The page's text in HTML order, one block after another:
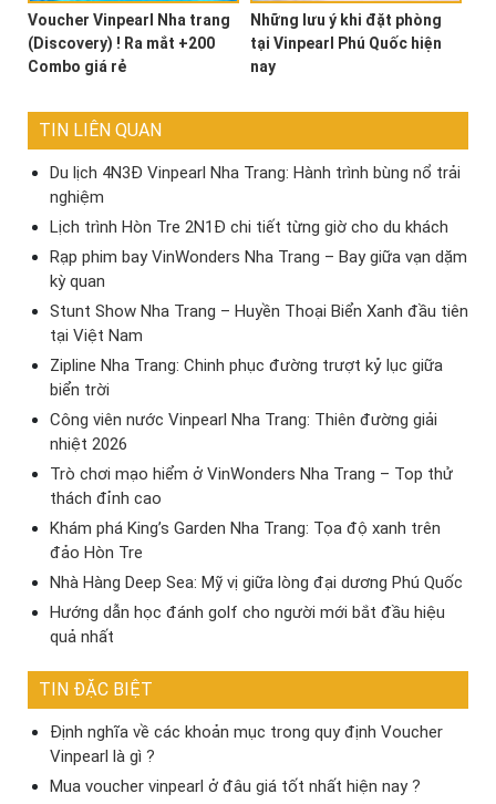
Voucher Vinpearl Nha trang
(Discovery) ! Ra mắt +200
Combo giá rẻ
Những lưu ý khi đặt phòng
tại Vinpearl Phú Quốc hiện
nay
TIN LIÊN QUAN
Du lịch 4N3Đ Vinpearl Nha Trang: Hành trình bùng nổ trải
nghiệm
Lịch trình Hòn Tre 2N1Đ chi tiết từng giờ cho du khách
Rạp phim bay VinWonders Nha Trang – Bay giữa vạn dặm
kỳ quan
Stunt Show Nha Trang – Huyền Thoại Biển Xanh đầu tiên
tại Việt Nam
Zipline Nha Trang: Chinh phục đường trượt kỷ lục giữa
biển trời
Công viên nước Vinpearl Nha Trang: Thiên đường giải
nhiệt 2026
Trò chơi mạo hiểm ở VinWonders Nha Trang – Top thử
thách đỉnh cao
Khám phá King’s Garden Nha Trang: Tọa độ xanh trên
đảo Hòn Tre
Nhà Hàng Deep Sea: Mỹ vị giữa lòng đại dương Phú Quốc
Hướng dẫn học đánh golf cho người mới bắt đầu hiệu
quả nhất
TIN ĐẶC BIỆT
Định nghĩa về các khoản mục trong quy định Voucher
Vinpearl là gì ?
Mua voucher vinpearl ở đâu giá tốt nhất hiện nay ?